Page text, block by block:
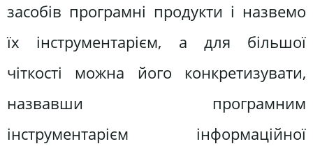
засобів програмні продукти і назвемо
їх інструментарієм, а для більшої
чіткості можна його конкретизувати,
назвавши програмним
інструментарієм інформаційної